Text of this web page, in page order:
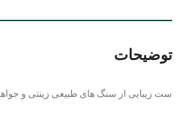
توضیحات
ست زیبایی از سنگ های طبیعی زینتی و